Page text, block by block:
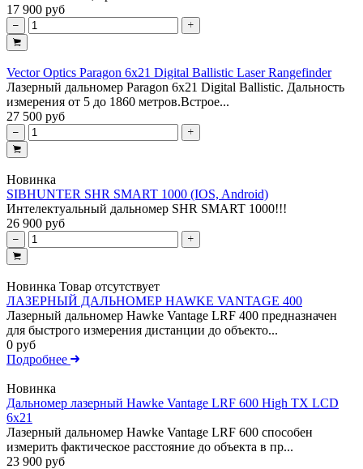
17 900 руб
Vector Optics Paragon 6x21 Digital Ballistic Laser Rangefinder
Лазерный дальномер Paragon 6x21 Digital Ballistic. Дальность
измерения от 5 до 1860 метров.Встрое...
27 500 руб
Новинка
SIBHUNTER SHR SMART 1000 (IOS, Android)
Интелектуальный дальномер SHR SMART 1000!!!
26 900 руб
Новинка Товар отсутствует
ЛАЗЕРНЫЙ ДАЛЬНОМЕР HAWKE VANTAGE 400
Лазерный дальномер Hawke Vantage LRF 400 предназначен
для быстрого измерения дистанции до объекто...
0 руб
Подробнее
Новинка
Дальномер лазерный Hawke Vantage LRF 600 High TX LCD
6x21
Лазерный дальномер Hawke Vantage LRF 600 способен
измерить фактическое расстояние до объекта в пр...
23 900 руб